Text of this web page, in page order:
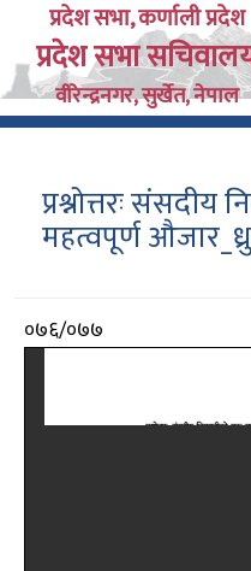
main
content
प्रदेश सभा, कर्णाली प्रदेश
प्रदेश सभा
वीरेन्द्रनगर, सुर्खेत, नेपाल
प्रश्नोत्तरः संसदीय
महत्वपूर्ण
आर्थिक
०७६/०७७